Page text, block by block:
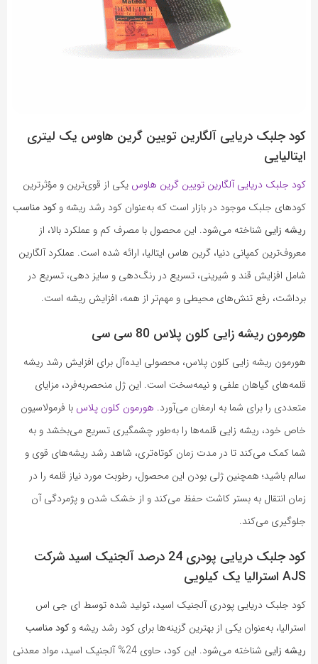
کود جلبک دریایی آلگارین تویین گرین هاوس یک لیتری
ایتالیایی
کود جلبک دریایی آلگارین تویین گرین هاوس یکی از قوی‌ترین و مؤثرترین
کودهای جلبک موجود در بازار است که به‌عنوان کود رشد ریشه و کود مناسب
ریشه زایی شناخته می‌شود. این محصول با مصرف کم و عملکرد بالا، از
معروف‌ترین کمپانی دنیا، گرین هاس ایتالیا، ارائه شده است. عملکرد آلگارین
شامل افزایش قند و شیرینی، تسریع در رنگ‌دهی و سایز دهی، تسریع در
برداشت، رفع تنش‌های محیطی و مهم‌تر از همه، افزایش ریشه است.
هورمون ریشه زایی کلون پلاس 80 سی سی
هورمون ریشه زایی کلون پلاس، محصولی ایده‌آل برای افزایش رشد ریشه
قلمه‌های گیاهان علفی و نیمه‌سخت است. این ژل منحصربه‌فرد، مزایای
متعددی را برای شما به ارمغان می‌آورد. هورمون کلون پلاس با فرمولاسیون
خاص خود، ریشه زایی قلمه‌ها را به‌طور چشمگیری تسریع می‌بخشد و به
شما کمک می‌کند تا در مدت زمان کوتاه‌تری، شاهد رشد ریشه‌های قوی و
سالم باشید؛ همچنین ژلی بودن این محصول، رطوبت مورد نیاز قلمه را در
زمان انتقال به بستر کاشت حفظ می‌کند و از خشک شدن و پژمردگی آن
جلوگیری می‌کند.
کود جلبک دریایی پودری 24 درصد آلجنیک اسید شرکت
AJS استرالیا یک کیلویی
کود جلبک دریایی پودری آلجنیک اسید، تولید شده توسط ای جی اس
استرالیا، به‌عنوان یکی از بهترین گزینه‌ها برای کود رشد ریشه و کود مناسب
ریشه زایی
شناخته می‌شود. این کود، حاوی 24% آلجنیک اسید، مواد معدنی